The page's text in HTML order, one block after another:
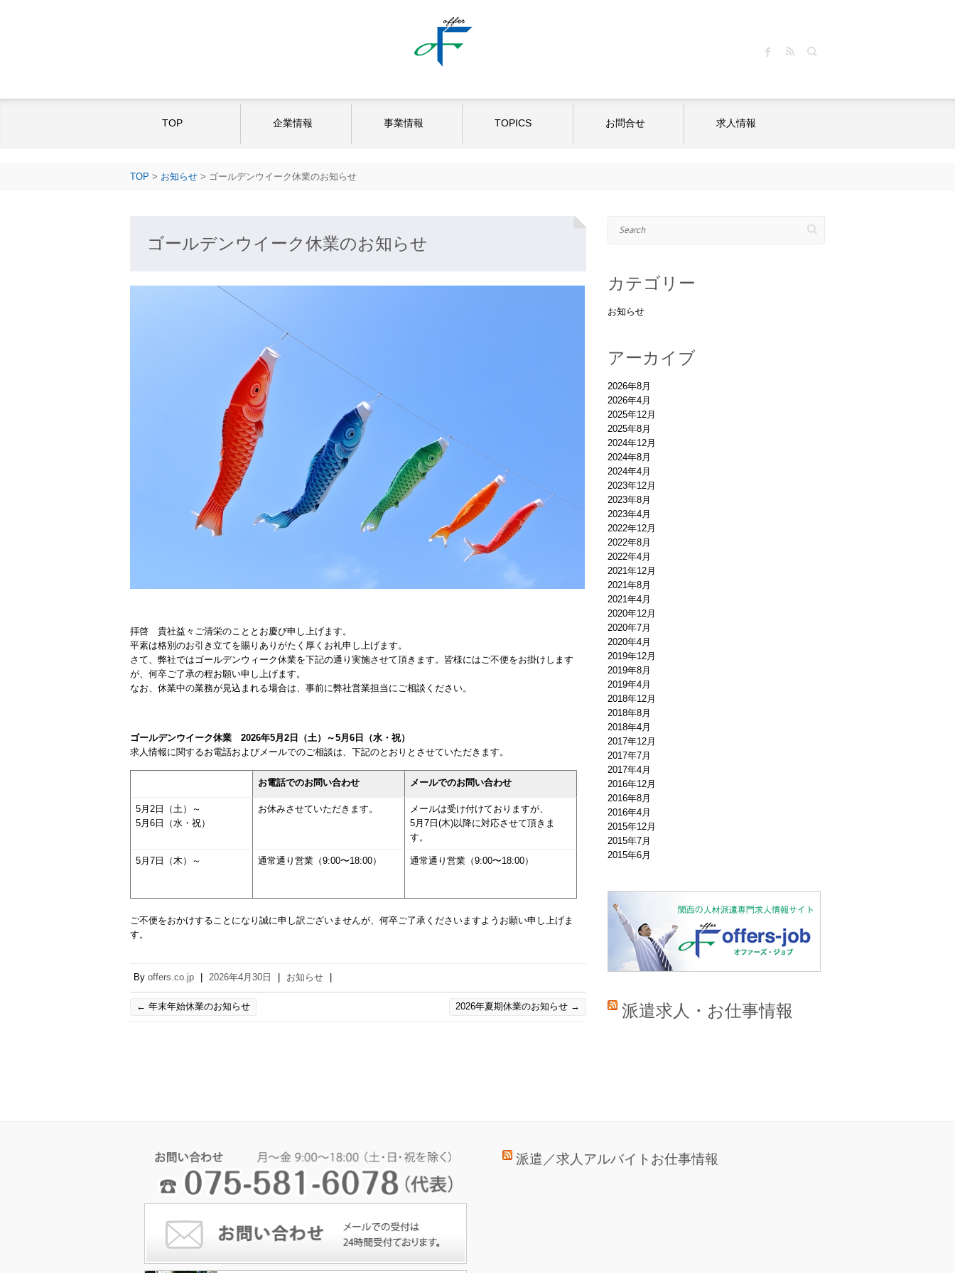
Search
TOP 企業情報 事業情報 TOPICS お問合せ 求人情報
TOP > お知らせ > ゴールデンウイーク休業のお知らせ
ゴールデンウイーク休業のお知らせ
拝啓 貴社益々ご清栄のこととお慶び申し上げます。
平素は格別のお引き立てを賜りありがたく厚くお礼申し上げます。
さて、弊社ではゴールデンウィーク休業を下記の通り実施させて頂きます。皆様にはご不便をお掛けします
が、何卒ご了承の程お願い申し上げます。
なお、休業中の業務が見込まれる場合は、事前に弊社営業担当にご相談ください。
ゴールデンウイーク休業 2026年5月2日（土）～5月6日（水・祝）
求人情報に関するお電話およびメールでのご相談は、下記のとおりとさせていただきます。
お電話でのお問い合わせ メールでのお問い合わせ
5月2日（土）～
5月6日（水・祝）
お休みさせていただきます。
メールは受け付けておりますが、
5月7日(木)以降に対応させて頂きま
す。
5月7日（木）～ 通常通り営業（9:00〜18:00） 通常通り営業（9:00〜18:00）
ご不便をおかけすることになり誠に申し訳ございませんが、何卒ご了承くださいますようお願い申し上げま
す。
By offers.co.jp | 2026年4月30日 | お知らせ |
← 年末年始休業のお知らせ 2026年夏期休業のお知らせ →
カテゴリー
お知らせ
アーカイブ
2026年8月
2026年4月
2025年12月
2025年8月
2024年12月
2024年8月
2024年4月
2023年12月
2023年8月
2023年4月
2022年12月
2022年8月
2022年4月
2021年12月
2021年8月
2021年4月
2020年12月
2020年7月
2020年4月
2019年12月
2019年8月
2019年4月
2018年12月
2018年8月
2018年4月
2017年12月
2017年7月
2017年4月
2016年12月
2016年8月
2016年4月
2015年12月
2015年7月
2015年6月
派遣求人・お仕事情報
派遣／求人アルバイトお仕事情報